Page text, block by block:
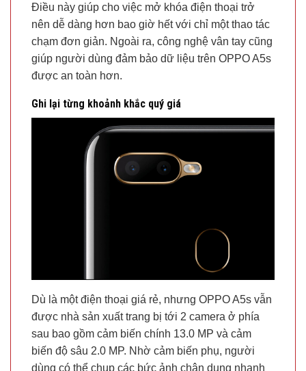
Điều này giúp cho việc mở khóa điện thoại trở
nên dễ dàng hơn bao giờ hết với chỉ một thao tác
chạm đơn giản. Ngoài ra, công nghệ vân tay cũng
giúp người dùng đảm bảo dữ liệu trên OPPO A5s
được an toàn hơn.
Ghi lại từng khoảnh khắc quý giá
Dù là một điện thoại giá rẻ, nhưng OPPO A5s vẫn
được nhà sản xuất trang bị tới 2 camera ở phía
sau bao gồm cảm biến chính 13.0 MP và cảm
biến độ sâu 2.0 MP. Nhờ cảm biến phụ, người
dùng có thể chụp các bức ảnh chân dung nhanh